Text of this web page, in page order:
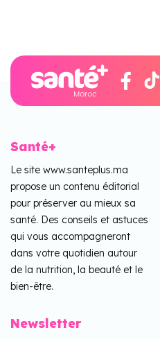
Santé+
Le site www.santeplus.ma
propose un contenu éditorial
pour préserver au mieux sa
santé. Des conseils et astuces
qui vous accompagneront
dans votre quotidien autour
de la nutrition, la beauté et le
bien-être.
Newsletter